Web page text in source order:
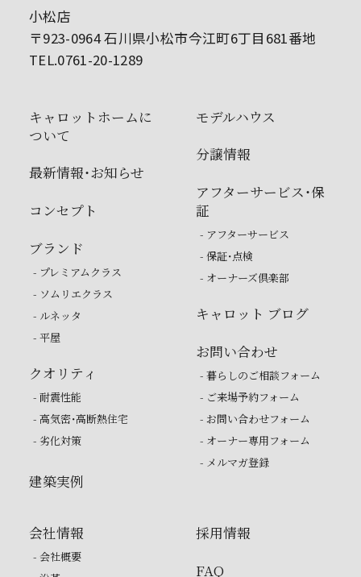
小松店
〒923-0964 石川県小松市今江町6丁目681番地
TEL.0761-20-1289
キャロットホームに
ついて
最新情報・お知らせ
コンセプト
ブランド
- プレミアムクラス
- ソムリエクラス
- ルネッタ
- 平屋
クオリティ
- 耐震性能
- 高気密・高断熱住宅
- 劣化対策
建築実例
モデルハウス
分譲情報
アフターサービス・保
証
- アフターサービス
- 保証・点検
- オーナーズ倶楽部
キャロット ブログ
お問い合わせ
- 暮らしのご相談フォーム
- ご来場予約フォーム
- お問い合わせフォーム
- オーナー専用フォーム
- メルマガ登録
会社情報
- 会社概要
採用情報
FAQ